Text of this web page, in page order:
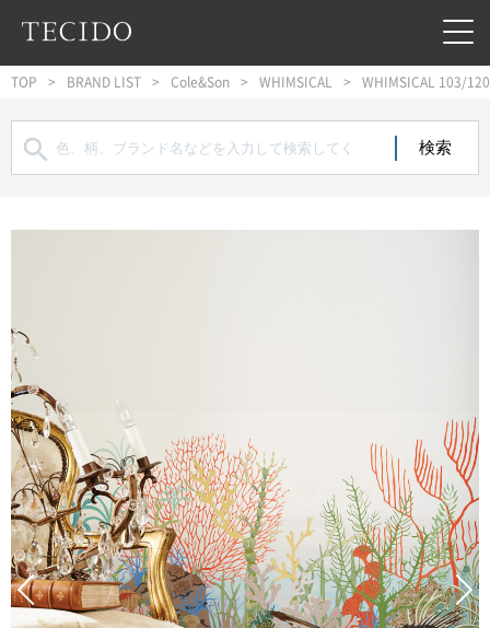
フッターへジャンプ
TOP BRAND LIST Cole&Son WHIMSICAL WHIMSICAL 103/
